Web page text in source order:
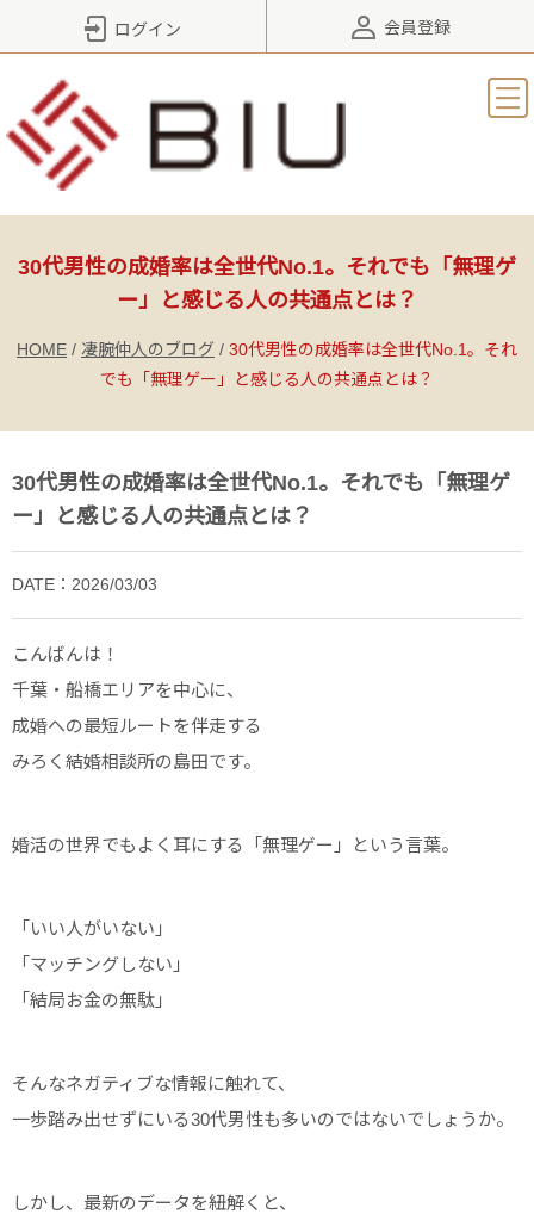
ログイン 会員登録
30代男性の成婚率は全世代No.1。それでも「無理ゲ
ー」と感じる人の共通点とは？
HOME / 凄腕仲人のブログ / 30代男性の成婚率は全世代No.1。それ
でも「無理ゲー」と感じる人の共通点とは？
30代男性の成婚率は全世代No.1。それでも「無理ゲ
ー」と感じる人の共通点とは？
DATE：2026/03/03
こんばんは！
千葉・船橋エリアを中心に、
成婚への最短ルートを伴走する
みろく結婚相談所の島田です。
婚活の世界でもよく耳にする「無理ゲー」という言葉。
「いい人がいない」
「マッチングしない」
「結局お金の無駄」
そんなネガティブな情報に触れて、
一歩踏み出せずにいる30代男性も多いのではないでしょうか。
しかし、最新のデータを紐解くと、